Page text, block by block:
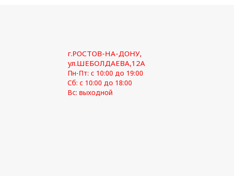
г.РОСТОВ-НА-ДОНУ,
ул.ШЕБОЛДАЕВА,12А
Пн-Пт: с 10:00 до 19:00
Сб: с 10:00 до 18:00
Вс: выходной